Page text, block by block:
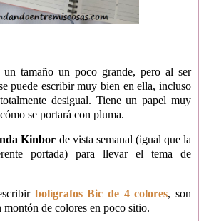
tamaño un poco grande, pero al ser
puede escribir muy bien en ella, incluso
desigual. Tiene un papel muy
se portará con pluma.
Kinbor de vista semanal (igual que la
portada) para llevar el tema de
bolígrafos Bic de 4 colores, son
de colores en poco sitio.